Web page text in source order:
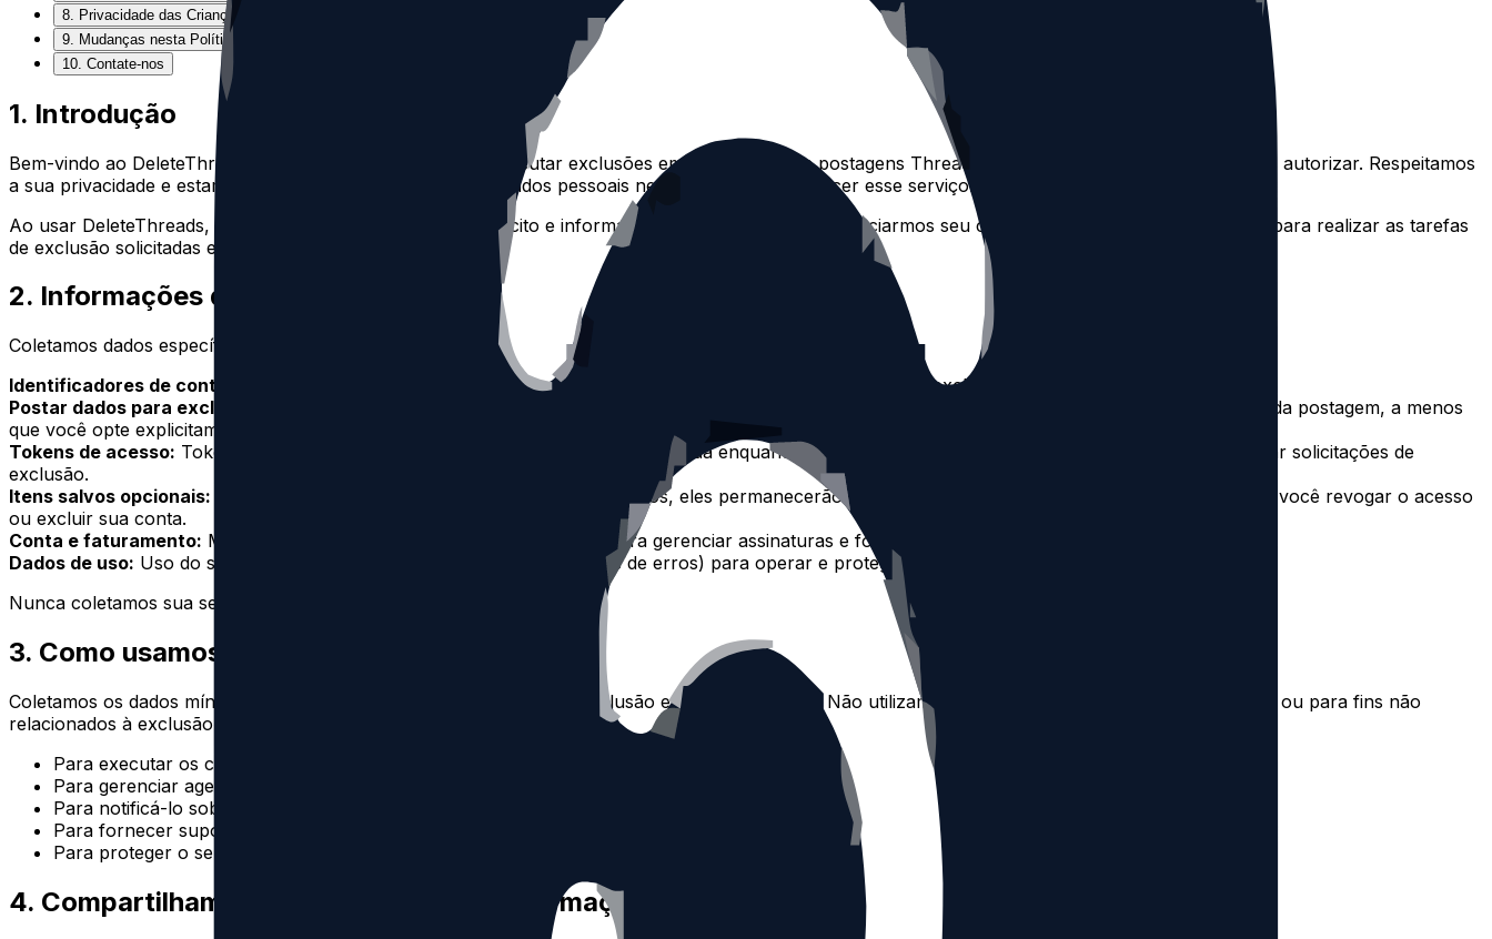
8. Privacidade das Crianças
9. Mudanças nesta Política
10. Contate-nos
1. Introdução
Bem-vindo ao DeleteThreads. Nosso objetivo principal é executar exclusões em massa de suas postagens Threads em seu nome, assim que você nos autorizar. Respeitamos
a sua privacidade e estamos empenhados em proteger os dados pessoais necessários para fornecer esse serviço.
Ao usar DeleteThreads, você concede consentimento explícito e informado para acessarmos e gerenciarmos seu conteúdo Threads exclusivamente para realizar as tarefas
de exclusão solicitadas e de acordo com esta política.
2. Informações que coletamos
Coletamos dados específicos após você nos autorizar:
Identificadores de conta Meta:
ID de usuário Threads/Instagram para direcionar sua conta para tarefas de exclusão.
Postar dados para exclusão:
Publique IDs e poste conteúdo que lemos apenas para executar as exclusões escolhidas. Não persistimos o conteúdo da postagem, a menos
que você opte explicitamente por salvá-lo.
Tokens de acesso: Tokens de acesso OAuth armazenados de forma criptografada enquanto sua autorização está ativa para que possamos processar solicitações de
exclusão.
Itens salvos opcionais:
Se você optar por armazenar postagens ou registros, eles permanecerão vinculados à sua conta e serão removidos quando você revogar o acesso
ou excluir sua conta.
Conta e faturamento: Metadados de e-mail e pagamento necessários para gerenciar assinaturas e fornecer suporte.
Dados de uso: Uso do serviço (por exemplo, contagens de tarefas, logs de erros) para operar e proteger a plataforma.
Nunca coletamos sua senha Threads.
3. Como usamos suas informações
Coletamos os dados mínimos necessários para executar tarefas de exclusão e operar o serviço. Não utilizamos seus dados para publicidade, revenda ou para fins não
relacionados à exclusão em massa.
Para executar os comandos de exclusão em massa que você inicia por meio do Threads API
Para gerenciar agendamento, filas e novas tentativas solicitadas
Para notificá-lo sobre status de tarefas, interrupções ou atualizações de conformidade
Para fornecer suporte ao cliente e solucionar problemas
Para proteger o serviço, monitorar o desempenho e cumprir obrigações legais
4. Compartilhamento e divulgação de informações